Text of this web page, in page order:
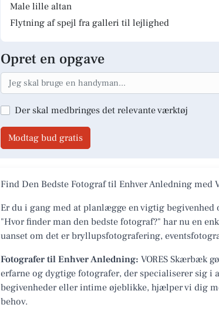
Male lille altan
Flytning af spejl fra galleri til lejlighed
Opret en opgave
Der skal medbringes det relevante værktøj
Modtag bud gratis
Find Den Bedste Fotograf til Enhver Anledning med
Er du i gang med at planlægge en vigtig
"Hvor finder man den bedste fotograf?" har nu en
uanset om det er bryllupsfotografering,
Fotografer til Enhver Anledning: VORES Skærbæk
erfarne og dygtige fotografer, der specialiserer sig
begivenheder eller intime øjeblikke, hjælper vi dig
behov.